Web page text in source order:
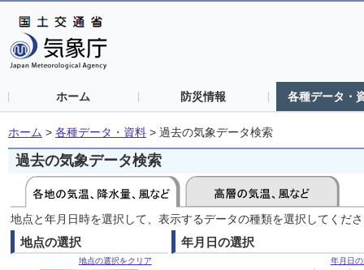
ホーム 防災情報 各種データ・
ホーム > 各種データ・資料 > 過去の気象データ検索
過去の気象データ検索
地点と年月日時を選択して、表示するデータの種類を選択してくだ
地点の選択
地点の選択をクリア
年月日の選択
年月日